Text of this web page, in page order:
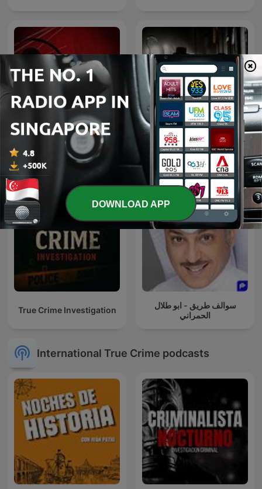
Snapped: Women Who
Murder
Crime Classics: True
Crime
True Crime Investigation
سوالف طريق - ابو طلال
الحمراني
International True Crime podcasts
DOWNLOAD APP